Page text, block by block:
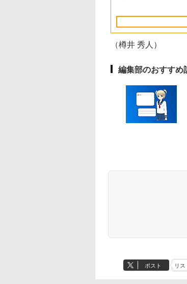
Retinaディスプレ
512GB SSD、1080p
FaceTime HDカメ
ラ、Touch ID - イン
AppleCare+ for 13イ
Neo(A18 Pro)|ダウン
ロード版
インコード版
テリー、広告なし、
チ
ッ
（樽井 秀人）
編集部のおすすめ
ポスト リス